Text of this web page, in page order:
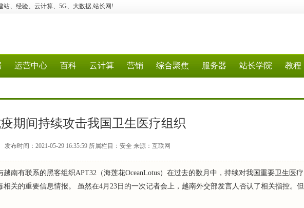
站、经验、云计算、5G、大数据,站长网!
运营中心 百科 云计算 营销 综合聚焦 服务器 站长学院 教程
期间持续攻击我国卫生医疗组织
发布时间：2021-05-29 16:35:59 所属栏目：安全 来源：互联网
南有联系的黑客组织APT32（海莲花OceanLotus）在过去的数月中，持续对我国重要卫生医疗
关的重要信息情报。 虽然在4月23日的一次记者会上，越南外交部发言人否认了相关指控。但